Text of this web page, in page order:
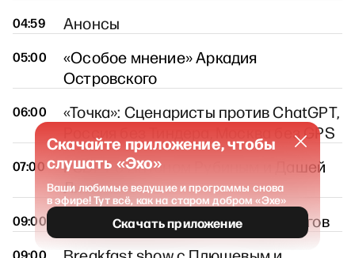
04:59 Анонсы
05:00
«Особое мнение» Аркадия
Островского
06:00
«Точка»: Сценаристы против ChatGPT,
Россия без Тиндера, Москва без GPS
07:00
РЗВРТ с Антоном Рубиным и Дашей
Литвишко
09:00 «Утренний разворот» / Кирилл Рогов
09:00
Скачайте приложение, чтобы
слушать «Эхо»
Ваши любимые ведущие и программы снова
в эфире! Тут всё, как на старом добром «Эхе»
Скачать приложение